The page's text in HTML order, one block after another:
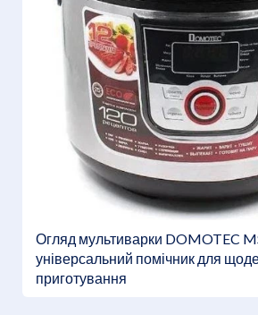
Огляд мультиварки DOMOTEC
універсальний помічник для
приготування